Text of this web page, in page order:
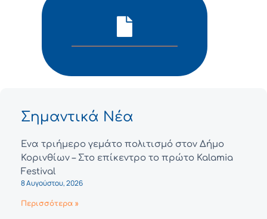
Σημαντικά Νέα
Ένα τριήμερο γεμάτο πολιτισμό στον Δήμο
Κορινθίων – Στο επίκεντρο το πρώτο Kalamia
Festival
8 Αυγούστου, 2026
Περισσότερα »